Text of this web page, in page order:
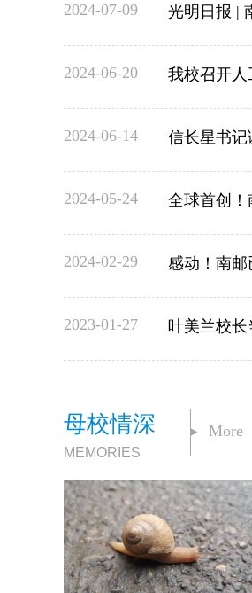
2024-07-09 光明日报 |
2024-06-20 我校召开人
2024-06-14 信长星书记
2024-05-24 全球首创！
2024-02-29 感动！南
2023-01-27 叶美兰校长
母校情深
MEMORIES
More